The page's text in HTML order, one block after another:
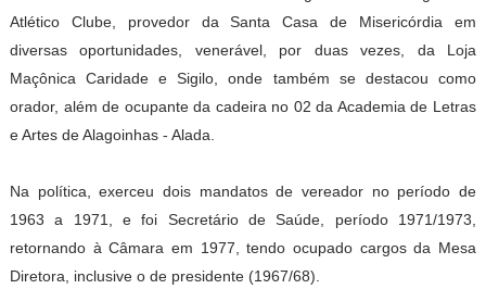
Atlético Clube, provedor da Santa Casa de Misericórdia em
diversas oportunidades, venerável, por duas vezes, da Loja
Maçônica Caridade e Sigilo, onde também se destacou como
orador, além de ocupante da cadeira no 02 da Academia de Letras
e Artes de Alagoinhas - Alada.
Na política, exerceu dois mandatos de vereador no período de
1963 a 1971, e foi Secretário de Saúde, período 1971/1973,
retornando à Câmara em 1977, tendo ocupado cargos da Mesa
Diretora, inclusive o de presidente (1967/68).